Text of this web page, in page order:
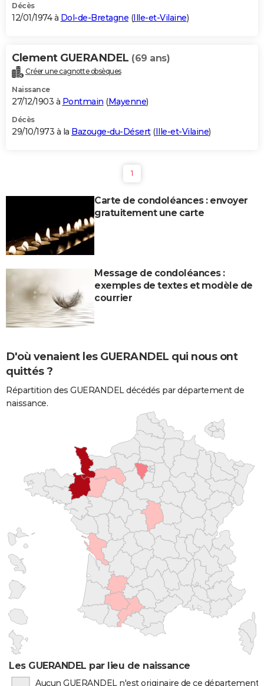
Décès
12/01/1974 à Dol-de-Bretagne (Ille-et-Vilaine)
Clement GUERANDEL (69 ans)
Créer une cagnotte obsèques
Naissance
27/12/1903 à Pontmain (Mayenne)
Décès
29/10/1973 à la Bazouge-du-Désert(Ille-et-Vilaine)
1
Carte de condoléances : envoyer
gratuitement une carte
Message de condoléances :
exemples de textes et modèle de
courrier
D'où venaient les GUERANDEL qui nous ont
quittés ?
Répartition des GUERANDEL décédés par département de
naissance.
Les GUERANDEL par lieu de naissance
Aucun GUERANDEL n'est originaire de ce département